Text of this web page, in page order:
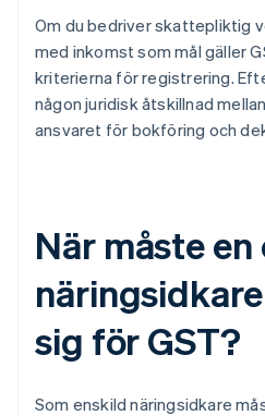
Om du bedriver skattepliktig
med inkomst som mål gäller
kriterierna för registrering.
någon juridisk åtskillnad
ansvaret för bokföring och
När måste
sig för GST?
Som enskild näringsidkare